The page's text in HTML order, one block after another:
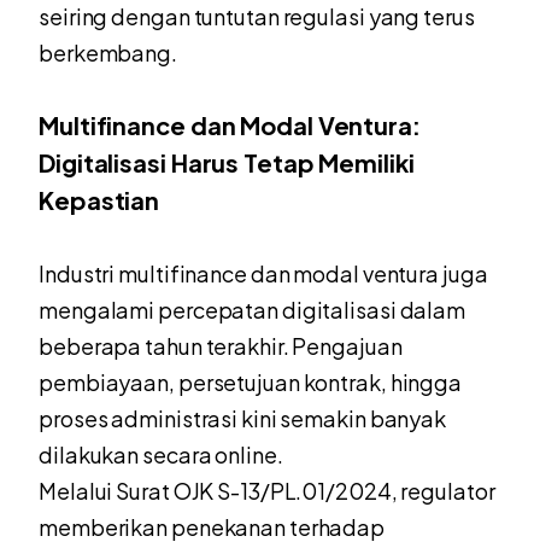
seiring dengan tuntutan regulasi yang terus
berkembang.
Multifinance dan Modal Ventura:
Digitalisasi Harus Tetap Memiliki
Kepastian
Industri multifinance dan modal ventura juga
mengalami percepatan digitalisasi dalam
beberapa tahun terakhir. Pengajuan
pembiayaan, persetujuan kontrak, hingga
proses administrasi kini semakin banyak
dilakukan secara online.
Melalui Surat OJK S-13/PL.01/2024, regulator
memberikan penekanan terhadap